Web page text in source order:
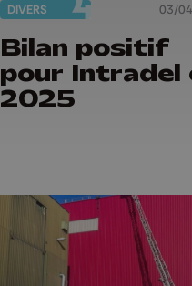
DIVERS 03/
Bilan positif
pour Intradel
2025